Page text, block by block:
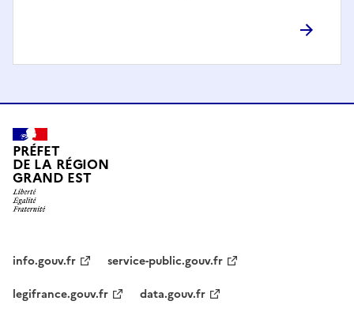
PRÉFET
DE LA RÉGION
GRAND EST
info.gouv.fr
service-public.gouv.fr
legifrance.gouv.fr
data.gouv.fr